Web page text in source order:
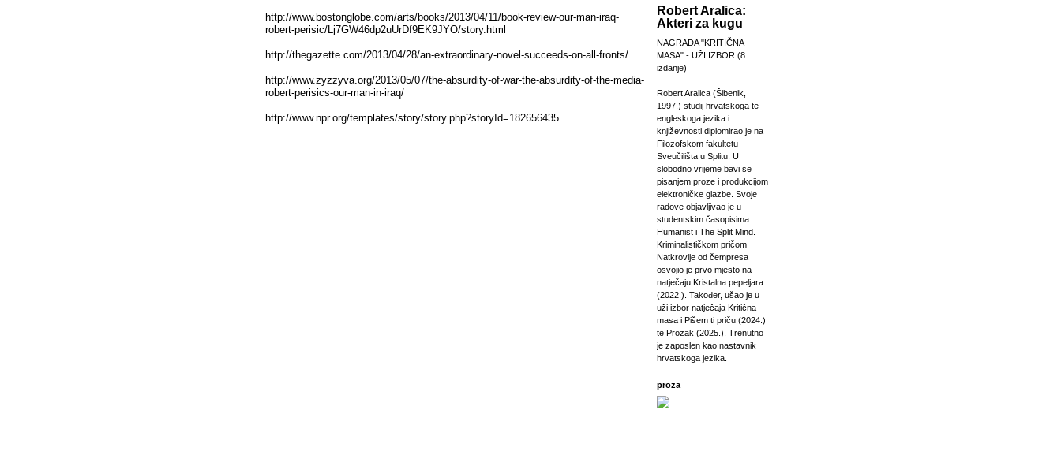
http://www.bostonglobe.com/arts/books/2013/04/11/book-review-our-man-iraq-
robert-perisic/Lj7GW46dp2uUrDf9EK9JYO/story.html
http://thegazette.com/2013/04/28/an-extraordinary-novel-succeeds-on-all-fronts/
http://www.zyzzyva.org/2013/05/07/the-absurdity-of-war-the-absurdity-of-the-media-
robert-perisics-our-man-in-iraq/
http://www.npr.org/templates/story/story.php?storyId=182656435
Robert Aralica:
Akteri za kugu
NAGRADA "KRITIČNA
MASA" - UŽI IZBOR (8.
izdanje)
Robert Aralica (Šibenik,
1997.) studij hrvatskoga te
engleskoga jezika i
književnosti diplomirao je na
Filozofskom fakultetu
Sveučilišta u Splitu. U
slobodno vrijeme bavi se
pisanjem proze i produkcijom
elektroničke glazbe. Svoje
radove objavljivao je u
studentskim časopisima
Humanist i The Split Mind.
Kriminalističkom pričom
Natkrovlje od čempresa
osvojio je prvo mjesto na
natječaju Kristalna pepeljara
(2022.). Također, ušao je u
uži izbor natječaja Kritična
masa i Pišem ti priču (2024.)
te Prozak (2025.). Trenutno
je zaposlen kao nastavnik
hrvatskoga jezika.
proza